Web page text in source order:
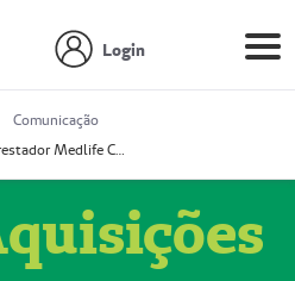
Login
Comunicação
Prestador Medlife Consultas e Diagnósticos (51004334-2)